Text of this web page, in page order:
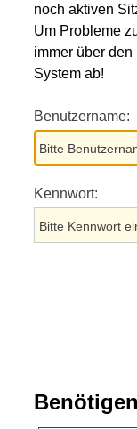
noch aktiven
Um Probleme
immer über
System ab!
Benutzername:
Kennwort: